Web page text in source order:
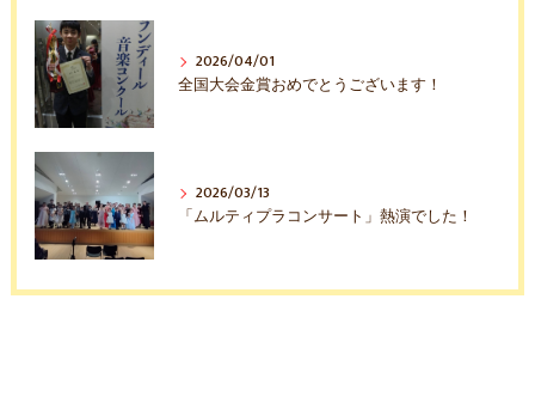
2026/04/01
全国大会金賞おめでとうございます！
2026/03/13
「ムルティプラコンサート」熱演でした！